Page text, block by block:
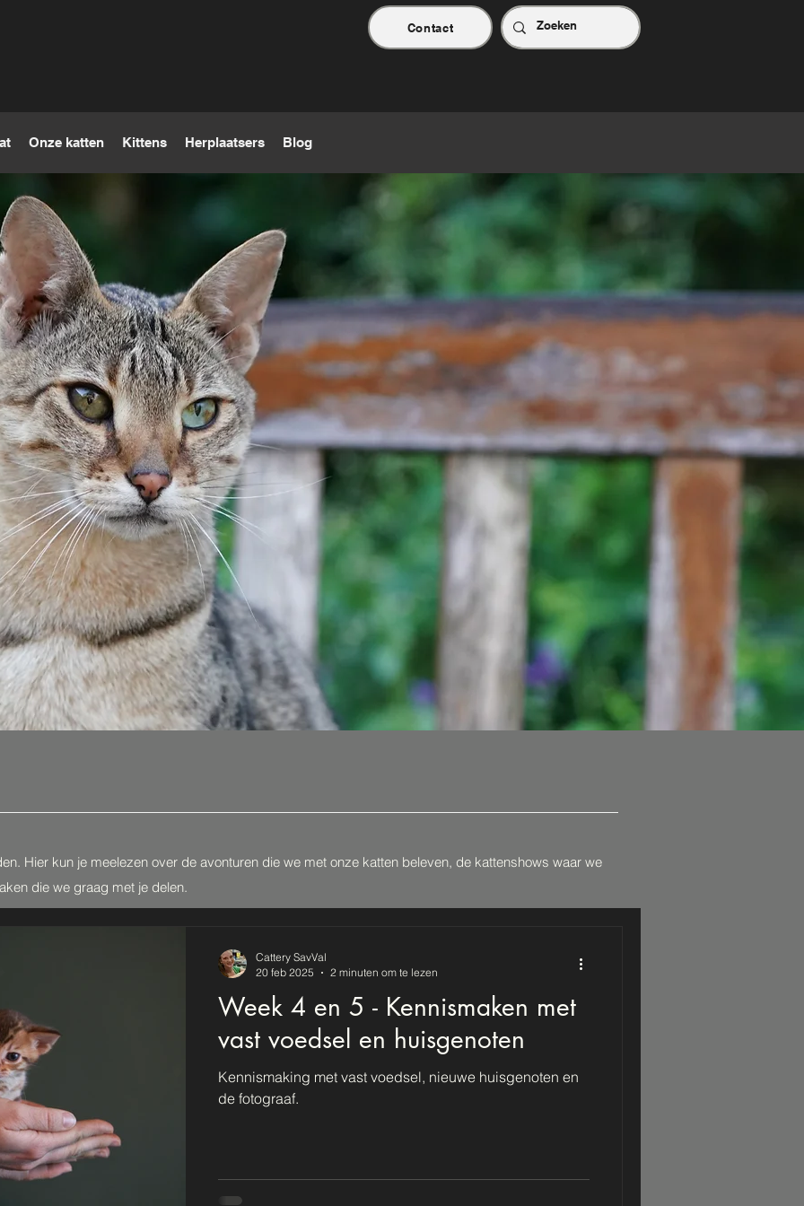
Contact
Onze katten Kittens Herplaatsers Blog
Week 4 en 5 - Kennismaken met
vast voedsel en huisgenoten
Kennismaking met vast voedsel, nieuwe huisgenoten en
de fotograaf.
Cattery SavVal
20 feb 2025
2 minuten om te lezen
Hier kun je meelezen over de avonturen die we met onze katten beleven, de kattenshows waar we
die we graag met je delen.